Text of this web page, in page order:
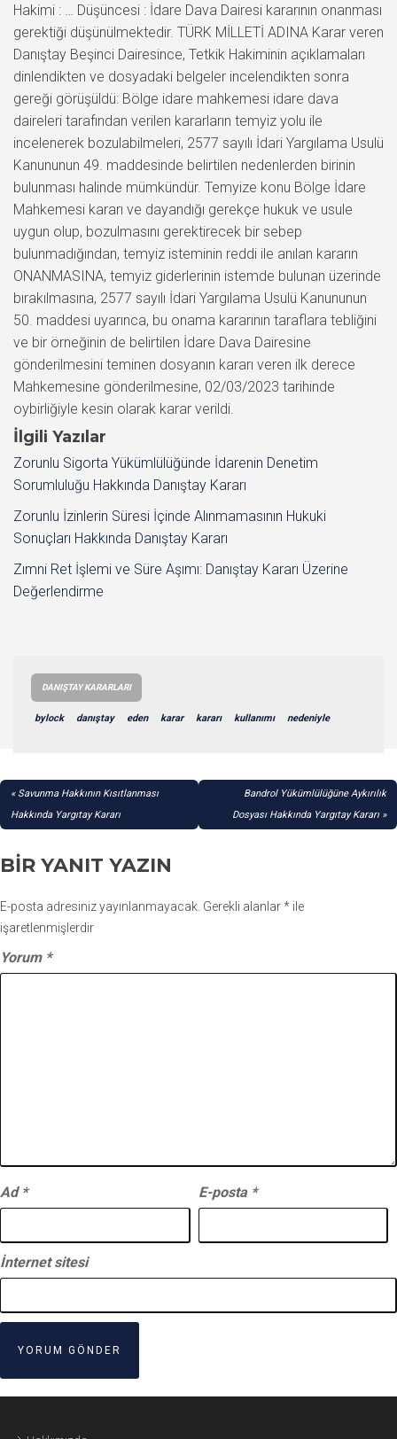
Hakimi : … Düşüncesi : İdare Dava Dairesi kararının onanması
gerektiği düşünülmektedir. TÜRK MİLLETİ ADINA Karar veren
Danıştay Beşinci Dairesince, Tetkik Hakiminin açıklamaları
dinlendikten ve dosyadaki belgeler incelendikten sonra
gereği görüşüldü: Bölge idare mahkemesi idare dava
daireleri tarafından verilen kararların temyiz yolu ile
incelenerek bozulabilmeleri, 2577 sayılı İdari Yargılama Usulü
Kanununun 49. maddesinde belirtilen nedenlerden birinin
bulunması halinde mümkündür. Temyize konu Bölge İdare
Mahkemesi kararı ve dayandığı gerekçe hukuk ve usule
uygun olup, bozulmasını gerektirecek bir sebep
bulunmadığından, temyiz isteminin reddi ile anılan kararın
ONANMASINA, temyiz giderlerinin istemde bulunan üzerinde
bırakılmasına, 2577 sayılı İdari Yargılama Usulü Kanununun
50. maddesi uyarınca, bu onama kararının taraflara tebliğini
ve bir örneğinin de belirtilen İdare Dava Dairesine
gönderilmesini teminen dosyanın kararı veren ilk derece
Mahkemesine gönderilmesine, 02/03/2023 tarihinde
oybirliğiyle kesin olarak karar verildi.
İlgili Yazılar
Zorunlu Sigorta Yükümlülüğünde İdarenin Denetim
Sorumluluğu Hakkında Danıştay Kararı
Zorunlu İzinlerin Süresi İçinde Alınmamasının Hukuki
Sonuçları Hakkında Danıştay Kararı
Zımni Ret İşlemi ve Süre Aşımı: Danıştay Kararı Üzerine
Değerlendirme
DANIŞTAY KARARLARI
bylock danıştay eden karar kararı kullanımı nedeniyle
YAZI
GEZINMESI
Savunma Hakkının Kısıtlanması
Hakkında Yargıtay Kararı
Bandrol Yükümlülüğüne Aykırılık
Dosyası Hakkında Yargıtay Kararı
BIR YANIT YAZIN
E-posta adresiniz yayınlanmayacak. Gerekli alanlar* ile
işaretlenmişlerdir
Yorum *
Ad * E-posta *
İnternet sitesi